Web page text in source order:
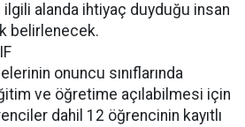
alanda ihtiyaç duyduğu insan
belirlenecek.
onuncu sınıflarında
ve öğretime açılabilmesi için
dahil 12 öğrencinin kayıtlı